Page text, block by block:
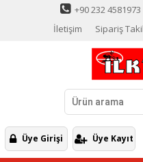
+90 232
İletişim
Sipariş
Üye Girişi Üye Kayıt